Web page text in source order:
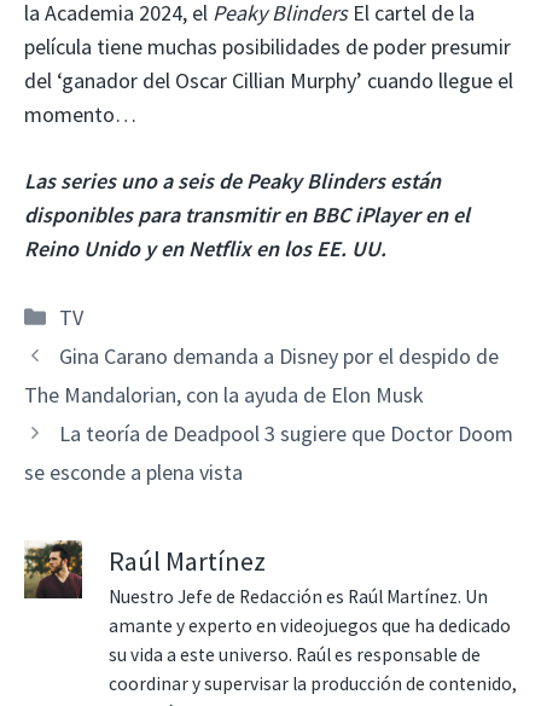
la Academia 2024, el Peaky BlindersEl cartel de la
película tiene muchas posibilidades de poder presumir
del ‘ganador del Oscar Cillian Murphy’ cuando llegue el
momento…
Las series uno a seis de Peaky Blinders están
disponibles para transmitir en BBC iPlayer en el
Reino Unido y en Netflix en los EE. UU.
Categorías
TV
Gina Carano demanda a Disney por el despido de
The Mandalorian, con la ayuda de Elon Musk
La teoría de Deadpool 3 sugiere que Doctor Doom
se esconde a plena vista
Raúl Martínez
Nuestro Jefe de Redacción es Raúl Martínez. Un
amante y experto en videojuegos que ha dedicado
su vida a este universo. Raúl es responsable de
coordinar y supervisar la producción de contenido,